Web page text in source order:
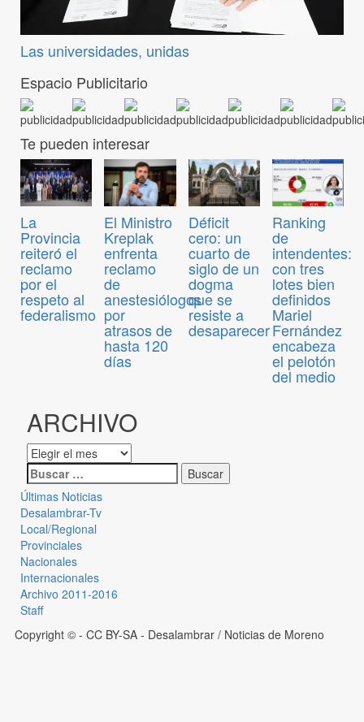
Las universidades, unidas
Espacio Publicitario
Te pueden interesar
La
Provincia
reiteró el
reclamo
por el
respeto al
federalismo
El Ministro
Kreplak
enfrenta
reclamo
de
anestesiólogos
por
atrasos de
hasta 120
días
Déficit
cero: un
cuarto de
siglo de un
dogma
que se
resiste a
desaparecer
Ranking
de
intendentes:
con tres
lotes bien
definidos
Mariel
Fernández
encabeza
el pelotón
del medio
ARCHIVO
Últimas Noticias
Desalambrar-Tv
Local/Regional
Provinciales
Nacionales
Internacionales
Archivo 2011-2016
Staff
Copyright © - CC BY-SA - Desalambrar / Noticias de Moreno